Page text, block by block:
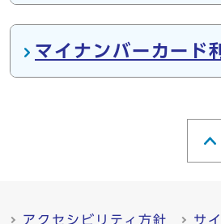
マイナンバーカード
アクセシビリティ方針 サ